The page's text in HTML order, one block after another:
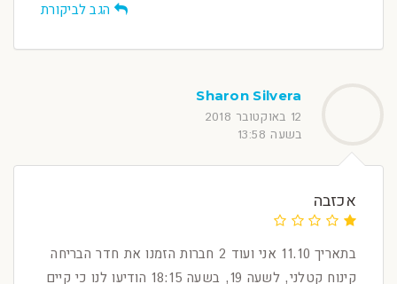
הגב לביקורת
Sharon Silvera
12 באוקטובר 2018
בשעה 13:58
אכזבה
בתאריך 11.10 אני ועוד 2 חברות הזמנו את חדר הבריחה
קינוח קטלני, לשעה 19, בשעה 18:15 הודיעו לנו כי קיים